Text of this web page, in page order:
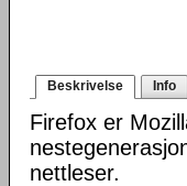
Beskrivelse Info
Firefox er
nettleser.